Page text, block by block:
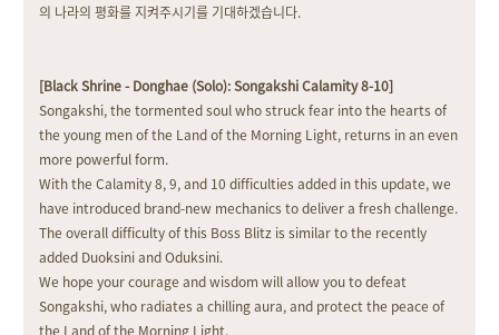
의 나라의 평화를 지켜주시기를 기대하겠습니다.
[Black Shrine - Donghae (Solo): Songakshi Calamity 8-10]
Songakshi, the tormented soul who struck fear into the hearts of
the young men of the Land of the Morning Light, returns in an even
more powerful form.
With the Calamity 8, 9, and 10 difficulties added in this update, we
have introduced brand-new mechanics to deliver a fresh challenge.
The overall difficulty of this Boss Blitz is similar to the recently
added Duoksini and Oduksini.
We hope your courage and wisdom will allow you to defeat
Songakshi, who radiates a chilling aura, and protect the peace of
the Land of the Morning Light.